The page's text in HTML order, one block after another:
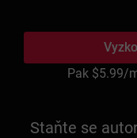
Pak $5.99/
Staňte se